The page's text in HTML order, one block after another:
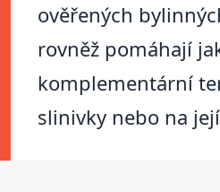
ověřených
rovněž pomáhají
komplementární
slinivky nebo na